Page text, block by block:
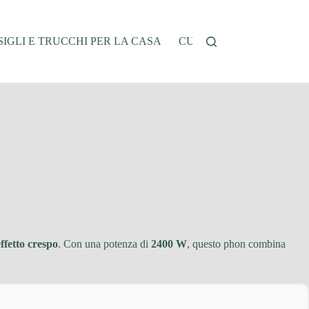
E TRUCCHI PER LA CASA CUCINA E RICETTE
crespo. Con una potenza di 2400 W, questo phon combina